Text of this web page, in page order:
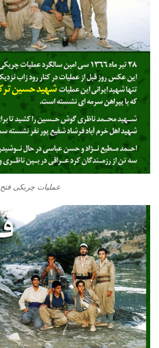
عملیات چریکی فتح ۸